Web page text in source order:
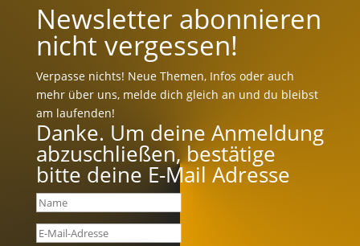
Newsletter abonnieren
nicht vergessen!
Verpasse nichts! Neue Themen, Infos oder auch
mehr über uns, melde dich gleich an und du bleibst
am laufenden!
Danke. Um deine Anmeldung
abzuschließen, bestätige
bitte deine E-Mail Adresse